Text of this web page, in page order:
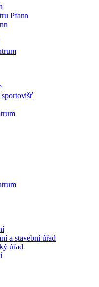
Pfann
sportovišť
a stavební úřad
úřad